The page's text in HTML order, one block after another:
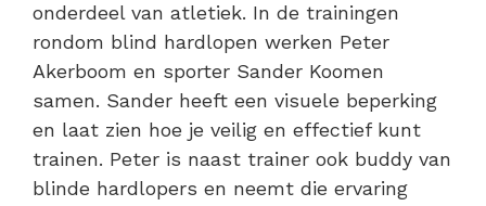
onderdeel van atletiek. In de trainingen
rondom blind hardlopen werken Peter
Akerboom en sporter Sander Koomen
samen. Sander heeft een visuele beperking
en laat zien hoe je veilig en effectief kunt
trainen. Peter is naast trainer ook buddy van
blinde hardlopers en neemt die ervaring